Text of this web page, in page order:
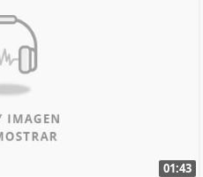
01:43